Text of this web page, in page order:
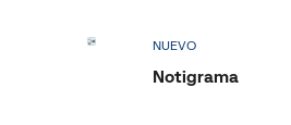
NUEVO
Notigrama